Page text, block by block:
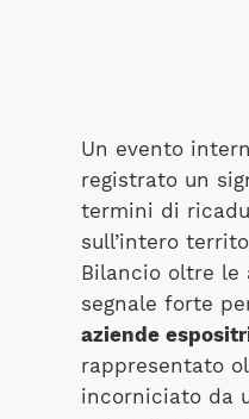
Un evento
registrato un
termini di
sull’intero
Bilancio oltre le
segnale forte
aziende
rappresentato
incorniciato da